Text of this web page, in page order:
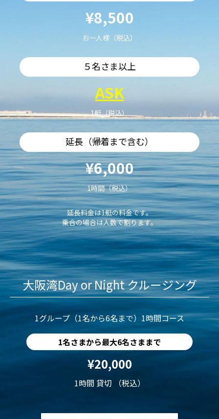
¥8,500
お一人様（税込）
５名さま以上
ASK
1艇（税込）
延長（帰着まで含む）
¥6,000
1時間（税込）
延長料金は1艇の料金です。
乗合の場合は人数で割ります。
大阪湾Day or Night クルージング
1グループ（1名から6名まで）1時間コース
1名さまから最大6名さままで
¥20,000
1時間 貸切 （税込）